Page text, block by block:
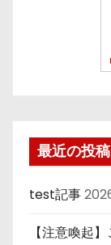
最近の投稿
test記事
【注意喚起